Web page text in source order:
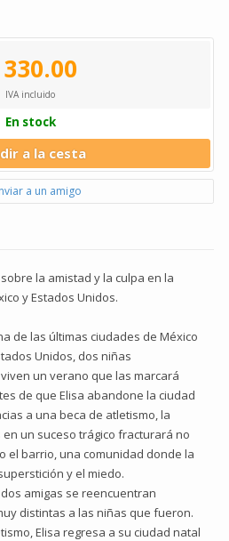
IVA incluido
En stock
a la cesta
a un amigo
la amistad y la culpa en la
y Estados Unidos.
de las últimas ciudades de México
Unidos, dos niñas
un verano que las marcará
de que Elisa abandone la ciudad
a una beca de atletismo, la
un suceso trágico fracturará no
el barrio, una comunidad donde la
y el miedo.
amigas se reencuentran
distintas a las niñas que fueron.
Elisa regresa a su ciudad natal